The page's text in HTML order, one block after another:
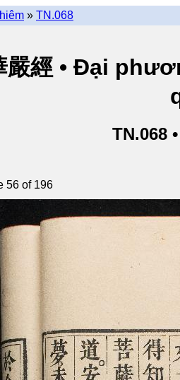
» TN.068
嚴經 • Đại
TN.068
56 of 196